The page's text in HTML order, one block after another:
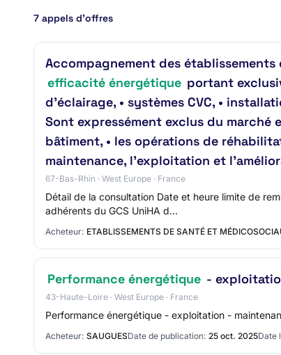
7 appels d’offres
Accompagnement des établissements
efficacité énergétique portant
d’éclairage, • systèmes CVC, •
Sont expressément exclus du marché
bâtiment, • les opérations de
maintenance, l’exploitation et
67-Bas-Rhin · West Europe · France
Détail de la consultation Date et heure limite de
adhérents du GCS UniHA d…
Acheteur: ETABLISSEMENTS DE SANTÉ ET
Performance énergétique -
43-Haute-Loire · West Europe · France
Performance énergétique - exploitation -
Acheteur: SAUGUESDate de publication: 25 oct. 2025Date